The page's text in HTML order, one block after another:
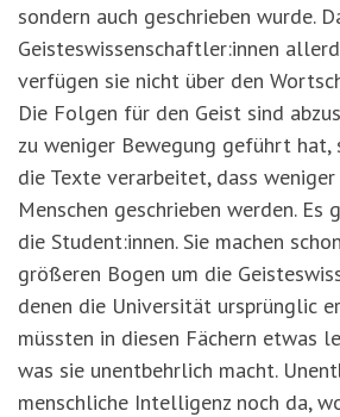
sondern auch geschrieben wurde.
Geisteswissenschaftler:innen
verfügen sie nicht über den
Die Folgen für den Geist sind
zu weniger Bewegung geführt
die Texte verarbeitet, dass
Menschen geschrieben werden. Es
die Student:innen. Sie machen
größeren Bogen um die
denen die Universität ursprünglic
müssten in diesen Fächern etwas
was sie unentbehrlich macht.
menschliche Intelligenz noch da,